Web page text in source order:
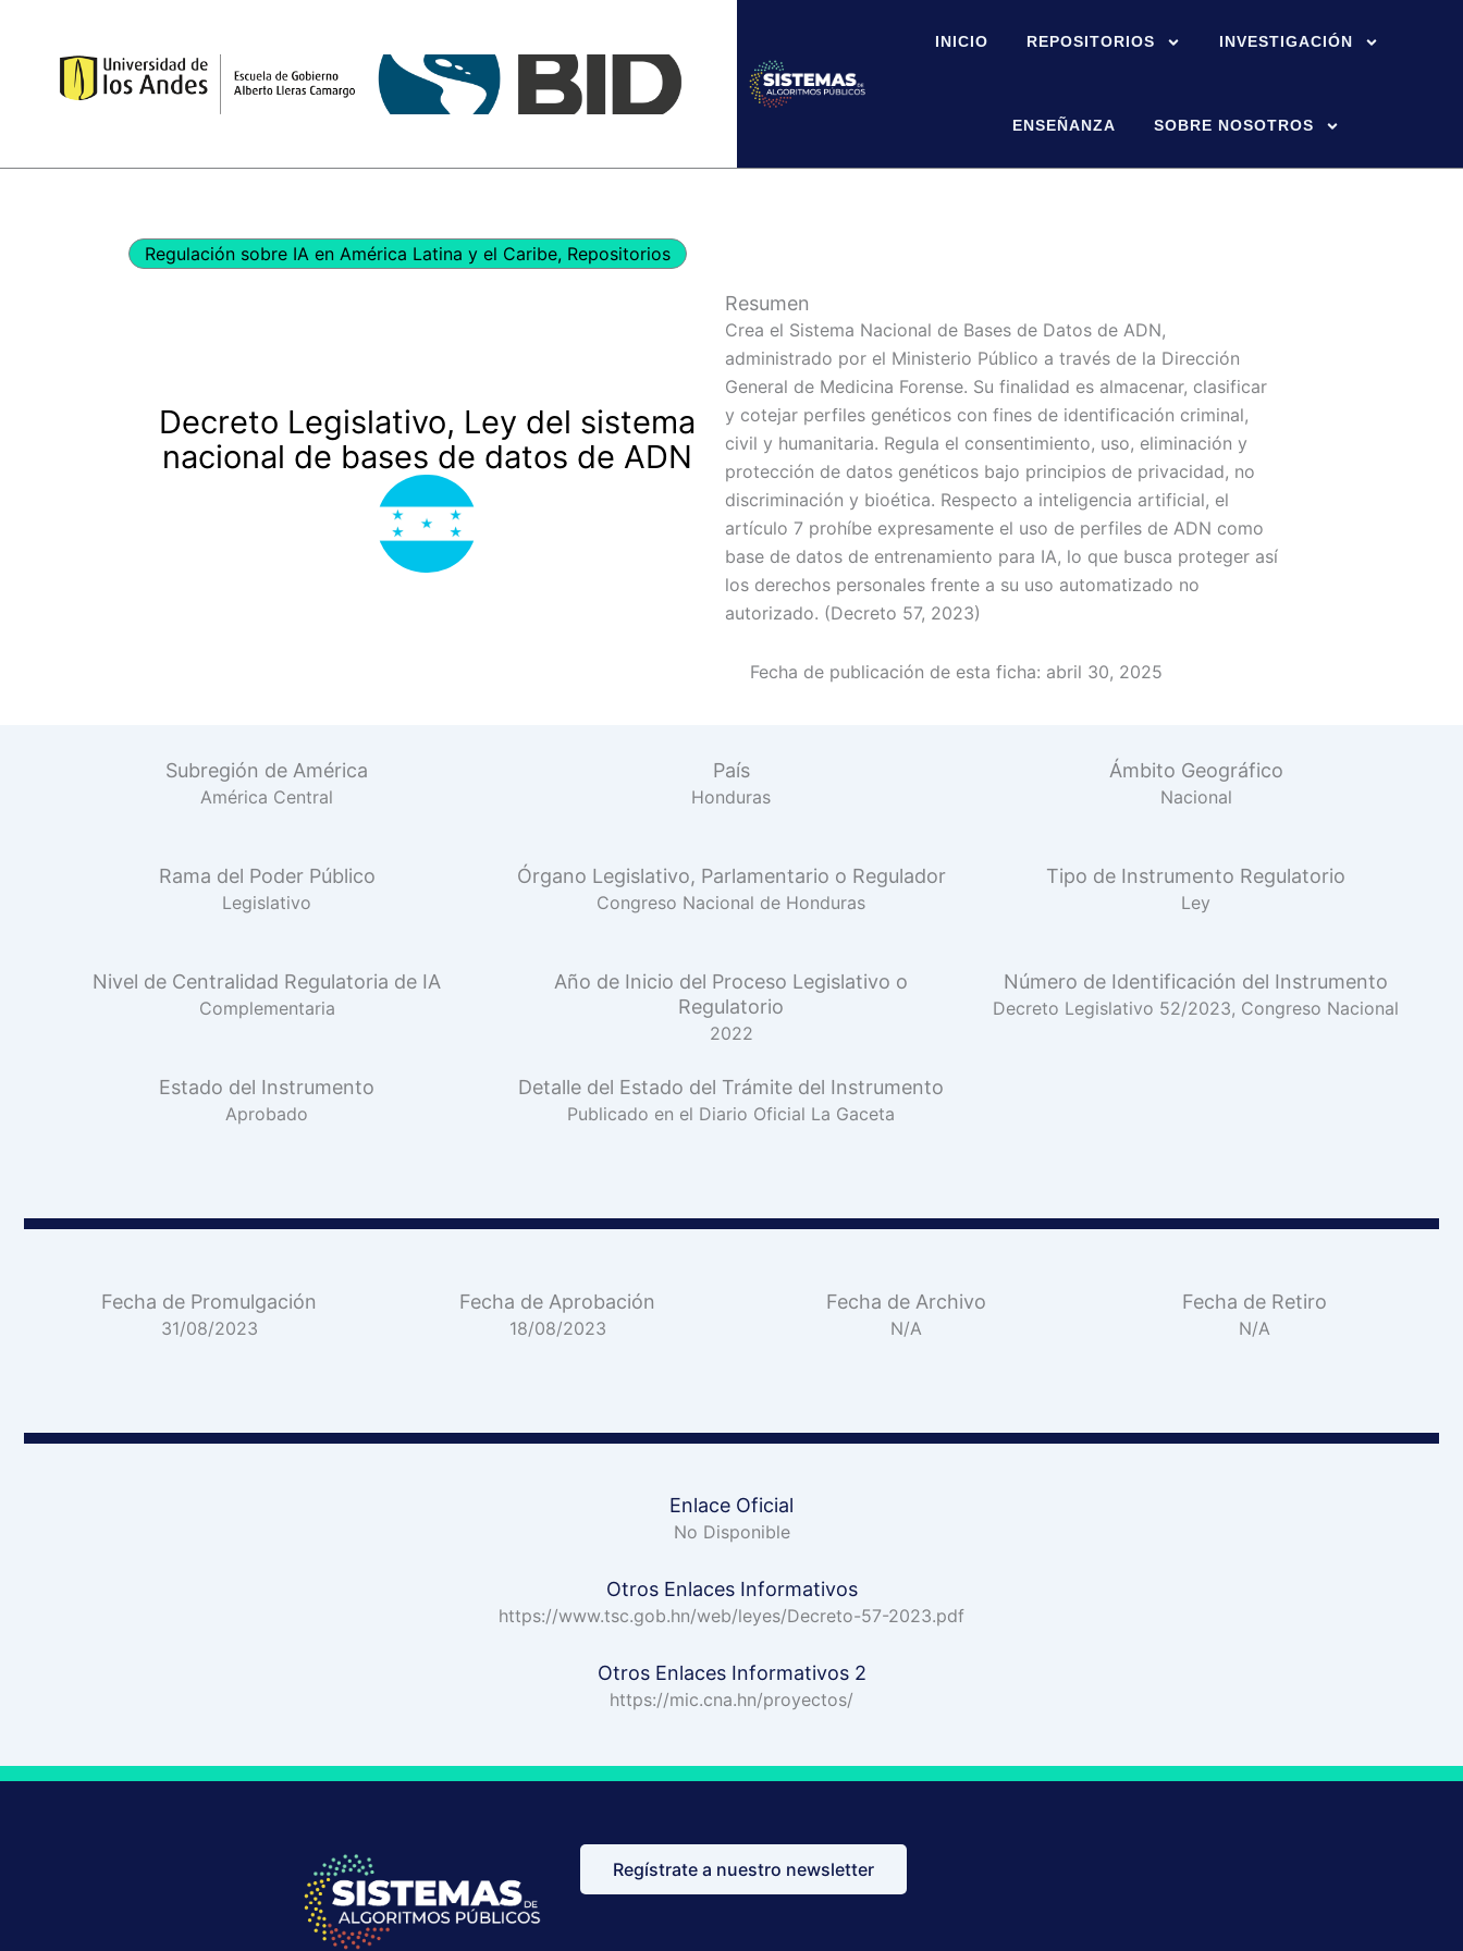
contenido
INICIO REPOSITORIOS INVESTIGACIÓN
ENSEÑANZA SOBRE NOSOTROS
Regulación sobre IA en América Latina y el Caribe, Repositorios
Decreto Legislativo, Ley del sistema
nacional de bases de datos de ADN
Resumen
Crea el Sistema Nacional de Bases de Datos de ADN,
administrado por el Ministerio Público a través de la Dirección
General de Medicina Forense. Su finalidad es almacenar, clasificar
y cotejar perfiles genéticos con fines de identificación criminal,
civil y humanitaria. Regula el consentimiento, uso, eliminación y
protección de datos genéticos bajo principios de privacidad, no
discriminación y bioética. Respecto a inteligencia artificial, el
artículo 7 prohíbe expresamente el uso de perfiles de ADN como
base de datos de entrenamiento para IA, lo que busca proteger así
los derechos personales frente a su uso automatizado no
autorizado. (Decreto 57, 2023)
Fecha de publicación de esta ficha: abril 30, 2025
Subregión de América
América Central
País
Honduras
Ámbito Geográfico
Nacional
Rama del Poder Público
Legislativo
Órgano Legislativo, Parlamentario o Regulador
Congreso Nacional de Honduras
Tipo de Instrumento Regulatorio
Ley
Nivel de Centralidad Regulatoria de IA
Complementaria
Año de Inicio del Proceso Legislativo o
Regulatorio
2022
Número de Identificación del Instrumento
Decreto Legislativo 52/2023, Congreso Nacional
Estado del Instrumento
Aprobado
Detalle del Estado del Trámite del Instrumento
Publicado en el Diario Oficial La Gaceta
Fecha de Promulgación
31/08/2023
Fecha de Aprobación
18/08/2023
Fecha de Archivo
N/A
Fecha de Retiro
N/A
Enlace Oficial
No Disponible
Otros Enlaces Informativos
https://www.tsc.gob.hn/web/leyes/Decreto-57-2023.pdf
Otros Enlaces Informativos 2
https://mic.cna.hn/proyectos/
Regístrate a nuestro newsletter